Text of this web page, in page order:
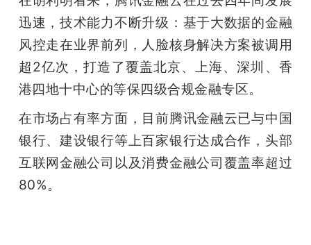
迅速，技术能力不断升级：基于大数据的金融
风控走在业界前列，人脸核身解决方案被调用
超2亿次，打造了覆盖北京、上海、深圳、香
港四地十中心的等保四级合规金融专区。
在市场占有率方面，目前腾讯金融云已与中国
银行、建设银行等上百家银行达成合作，头部
互联网金融公司以及消费金融公司覆盖率超过
80%。